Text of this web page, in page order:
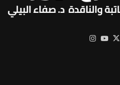
فيسبوك
X يوتيوب